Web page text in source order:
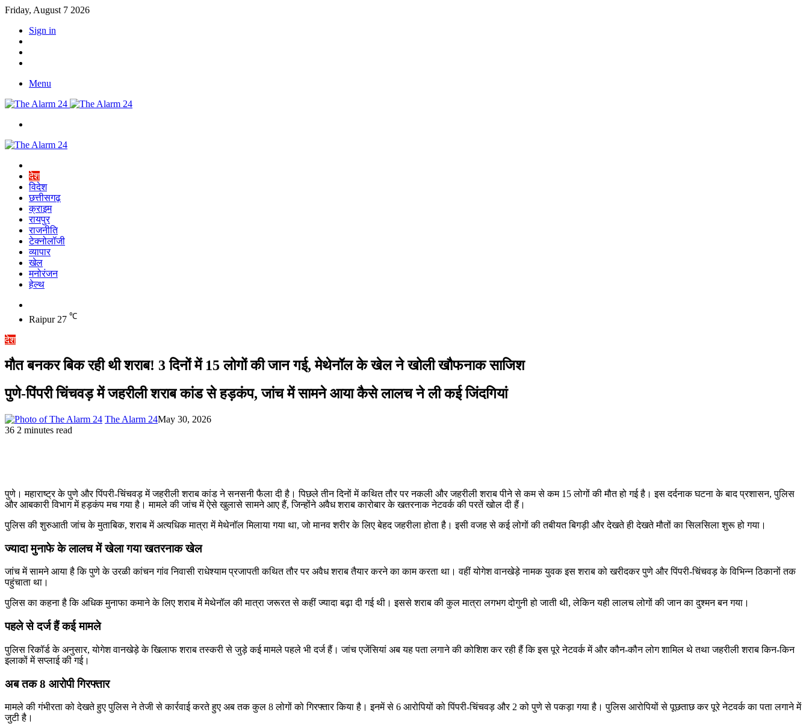
Friday, August 7 2026
Sign in
Menu
देश
विदेश
छत्तीसगढ़
क्राइम
रायपुर
राजनीति
टेक्नोलॉजी
व्यापार
खेल
मनोरंजन
हेल्थ
skin
Raipur 27 ℃
देश
मौत बनकर बिक रही थी शराब! 3 दिनों में 15 लोगों की जान गई, मेथेनॉल के खेल ने खोली खौफनाक साजिश
पुणे-पिंपरी चिंचवड़ में जहरीली शराब कांड से हड़कंप, जांच में सामने आया कैसे लालच ने ली कई जिंदगियां
The Alarm 24May 30, 2026
36 2 minutes read
पुणे। महाराष्ट्र के पुणे और पिंपरी-चिंचवड़ में जहरीली शराब कांड ने सनसनी फैला दी है। पिछले तीन दिनों में कथित तौर पर नकली और जहरीली शराब पीने से कम से कम 15 लोगों की मौत हो गई है। इस दर्दनाक घटना के बाद प्रशासन, पुलिस
और आबकारी विभाग में हड़कंप मच गया है। मामले की जांच में ऐसे खुलासे सामने आए हैं, जिन्होंने अवैध शराब कारोबार के खतरनाक नेटवर्क की परतें खोल दी हैं।
पुलिस की शुरुआती जांच के मुताबिक, शराब में अत्यधिक मात्रा में मेथेनॉल मिलाया गया था, जो मानव शरीर के लिए बेहद जहरीला होता है। इसी वजह से कई लोगों की तबीयत बिगड़ी और देखते ही देखते मौतों का सिलसिला शुरू हो गया।
ज्यादा मुनाफे के लालच में खेला गया खतरनाक खेल
जांच में सामने आया है कि पुणे के उरळी कांचन गांव निवासी राधेश्याम प्रजापती कथित तौर पर अवैध शराब तैयार करने का काम करता था। वहीं योगेश वानखेड़े नामक युवक इस शराब को खरीदकर पुणे और पिंपरी-चिंचवड़ के विभिन्न ठिकानों तक
पहुंचाता था।
पुलिस का कहना है कि अधिक मुनाफा कमाने के लिए शराब में मेथेनॉल की मात्रा जरूरत से कहीं ज्यादा बढ़ा दी गई थी। इससे शराब की कुल मात्रा लगभग दोगुनी हो जाती थी, लेकिन यही लालच लोगों की जान का दुश्मन बन गया।
पहले से दर्ज हैं कई मामले
पुलिस रिकॉर्ड के अनुसार, योगेश वानखेड़े के खिलाफ शराब तस्करी से जुड़े कई मामले पहले भी दर्ज हैं। जांच एजेंसियां अब यह पता लगाने की कोशिश कर रही हैं कि इस पूरे नेटवर्क में और कौन-कौन लोग शामिल थे तथा जहरीली शराब किन-किन
इलाकों में सप्लाई की गई।
अब तक 8 आरोपी गिरफ्तार
मामले की गंभीरता को देखते हुए पुलिस ने तेजी से कार्रवाई करते हुए अब तक कुल 8 लोगों को गिरफ्तार किया है। इनमें से 6 आरोपियों को पिंपरी-चिंचवड़ और 2 को पुणे से पकड़ा गया है। पुलिस आरोपियों से पूछताछ कर पूरे नेटवर्क का पता लगाने में
जुटी है।